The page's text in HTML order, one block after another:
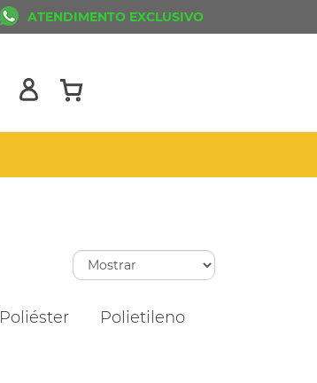
ATENDIMENTO EXCLUSIVO
Poliéster
Polietileno